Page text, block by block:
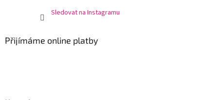
Sledovat na Instagramu
Přijímáme online platby